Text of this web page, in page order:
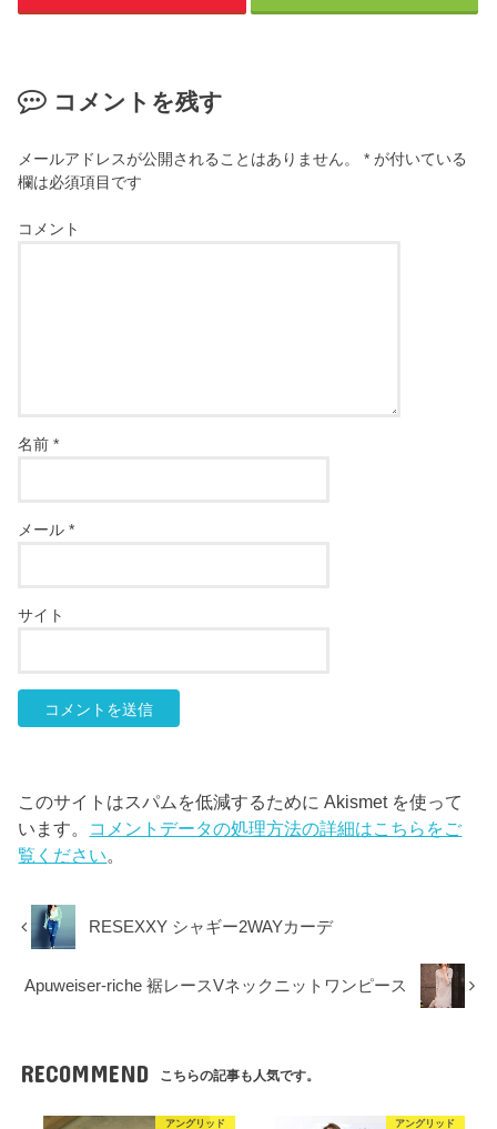
コメントを残す
メールアドレスが公開されることはありません。 * が付いている
欄は必須項目です
コメント
名前*
メール*
サイト
このサイトはスパムを低減するために Akismet を使って
います。 コメントデータの処理方法の詳細はこちらをご
覧ください。
RESEXXY シャギー2WAYカーデ
Apuweiser-riche 裾レースVネックニットワンピース
RECOMMEND こちらの記事も人気です。
アングリッド アングリッド